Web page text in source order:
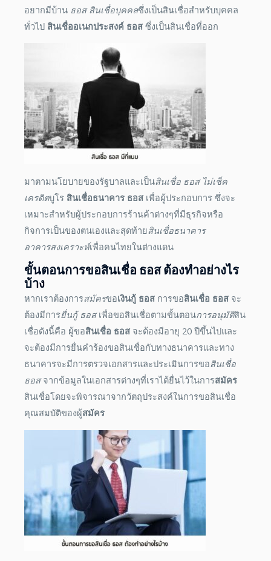
อยากมีบ้าน ธอส สินเชื่อบุคคลซึ่งเป็นสินเชื่อสำหรับบุคคล
ทั่วไป สินเชื่ออเนกประสงค์ ธอส ซึ่งเป็นสินเชื่อที่ออก
มาตามนโยบายของรัฐบาลและเป็นสินเชื่อ ธอส ไม่เช็ค
เครดิตบูโร สินเชื่อธนาคาร ธอส เพื่อผู้ประกอบการ ซึ่งจะ
เหมาะสำหรับผู้ประกอบการร้านค้าต่างๆที่มีธุรกิจหรือ
กิจการเป็นของตนเองและสุดท้ายสินเชื่อธนาคาร
อาคารสงเคราะห์เพื่อคนไทยในต่างแดน
ขั้นตอนการขอสินเชื่อ ธอสต้องทำอย่างไร
บ้าง
หากเราต้องการสมัครขอเงินกู้ ธอส การขอสินเชื่อ ธอส จะ
ต้องมีการยื่นกู้ ธอสเพื่อขอสินเชื่อตามขั้นตอนการอนุมัติสิน
เชื่อดังนี้คือ ผู้ขอสินเชื่อ ธอส จะต้องมีอายุ 20 ปีขึ้นไปและ
จะต้องมีการยื่นคำร้องขอสินเชื่อกับทางธนาคารและทาง
ธนาคารจะมีการตรวจเอกสารและประเมินการขอสินเชื่อ
ธอสจากข้อมูลในเอกสารต่างๆที่เราได้ยื่นไว้ในการสมัคร
สินเชื่อโดยจะพิจารณาจากวัตถุประสงค์ในการขอสินเชื่อ
คุณสมบัติของผู้สมัคร